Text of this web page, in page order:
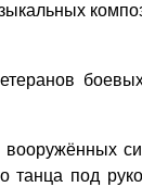
танца под